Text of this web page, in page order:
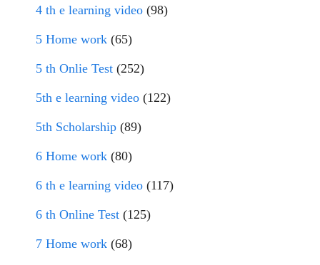
4 th e learning video (98)
5 Home work (65)
5 th Onlie Test (252)
5th e learning video (122)
5th Scholarship (89)
6 Home work (80)
6 th e learning video (117)
6 th Online Test (125)
7 Home work (68)